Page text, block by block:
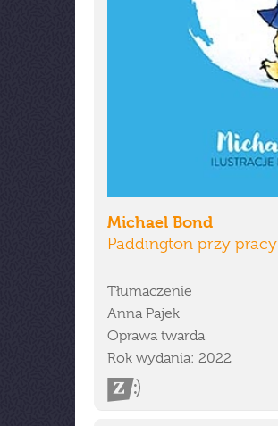
Michael Bond
Paddington przy pracy
Tłumaczenie
Anna Pajek
Oprawa twarda
Rok wydania: 2022